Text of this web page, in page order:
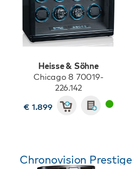
Heisse & Söhne
Chicago 8 70019-
226.142
€ 1.899
Chronovision Prestige